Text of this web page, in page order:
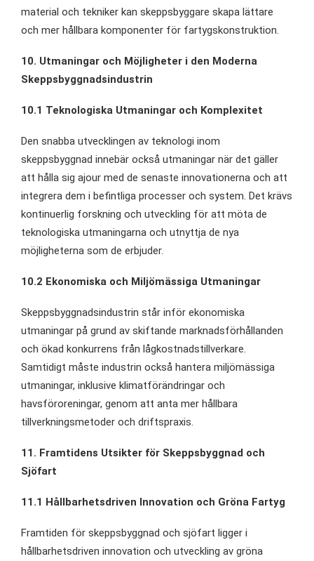
material och tekniker kan skeppsbyggare skapa lättare
och mer hållbara komponenter för fartygskonstruktion.
10. Utmaningar och Möjligheter i den Moderna
Skeppsbyggnadsindustrin
10.1 Teknologiska Utmaningar och Komplexitet
Den snabba utvecklingen av teknologi inom
skeppsbyggnad innebär också utmaningar när det gäller
att hålla sig ajour med de senaste innovationerna och att
integrera dem i befintliga processer och system. Det krävs
kontinuerlig forskning och utveckling för att möta de
teknologiska utmaningarna och utnyttja de nya
möjligheterna som de erbjuder.
10.2 Ekonomiska och Miljömässiga Utmaningar
Skeppsbyggnadsindustrin står inför ekonomiska
utmaningar på grund av skiftande marknadsförhållanden
och ökad konkurrens från lågkostnadstillverkare.
Samtidigt måste industrin också hantera miljömässiga
utmaningar, inklusive klimatförändringar och
havsföroreningar, genom att anta mer hållbara
tillverkningsmetoder och driftspraxis.
11. Framtidens Utsikter för Skeppsbyggnad och
Sjöfart
11.1 Hållbarhetsdriven Innovation och Gröna Fartyg
Framtiden för skeppsbyggnad och sjöfart ligger i
hållbarhetsdriven innovation och utveckling av gröna